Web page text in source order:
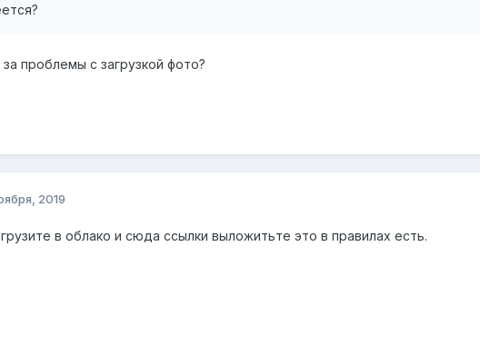
проблемы с загрузкой фото?
2019
в облако и сюда ссылки выложитьте это в правилах есть.